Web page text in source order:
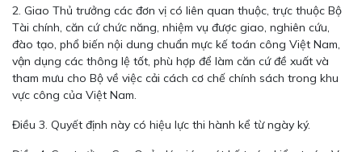
2. Giao Thủ trưởng các đơn vị có liên quan thuộc, trực thuộc Bộ
Tài chính, căn cứ chức năng, nhiệm vụ được giao, nghiên cứu,
đào tạo, phổ biến nội dung chuẩn mực kế toán công Việt Nam,
vận dụng các thông lệ tốt, phù hợp để làm căn cứ đề xuất và
tham mưu cho Bộ về việc cải cách cơ chế chính sách trong khu
vực công của Việt Nam.
Điều 3. Quyết định này có hiệu lực thi hành kể từ ngày ký.